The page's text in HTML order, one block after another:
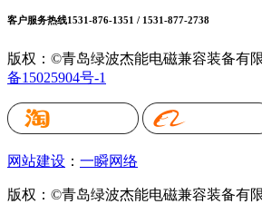
客户服务热线1531-876-1351 / 1531-877-2738
版权：©青岛绿波杰能电磁兼容装备有
备15025904号-1
网站建设 ： 一瞬网络
版权：©青岛绿波杰能电磁兼容装备有